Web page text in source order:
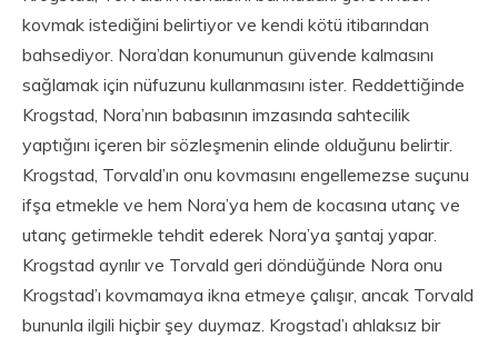
kovmak istediğini belirtiyor ve kendi kötü itibarından
bahsediyor. Nora’dan konumunun güvende kalmasını
sağlamak için nüfuzunu kullanmasını ister. Reddettiğinde
Krogstad, Nora’nın babasının imzasında sahtecilik
yaptığını içeren bir sözleşmenin elinde olduğunu belirtir.
Krogstad, Torvald’ın onu kovmasını engellemezse suçunu
ifşa etmekle ve hem Nora’ya hem de kocasına utanç ve
utanç getirmekle tehdit ederek Nora’ya şantaj yapar.
Krogstad ayrılır ve Torvald geri döndüğünde Nora onu
Krogstad’ı kovmamaya ikna etmeye çalışır, ancak Torvald
bununla ilgili hiçbir şey duymaz. Krogstad’ı ahlaksız bir